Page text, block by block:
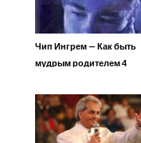
Чип Ингрем — Как быть
мудрым родителем 4